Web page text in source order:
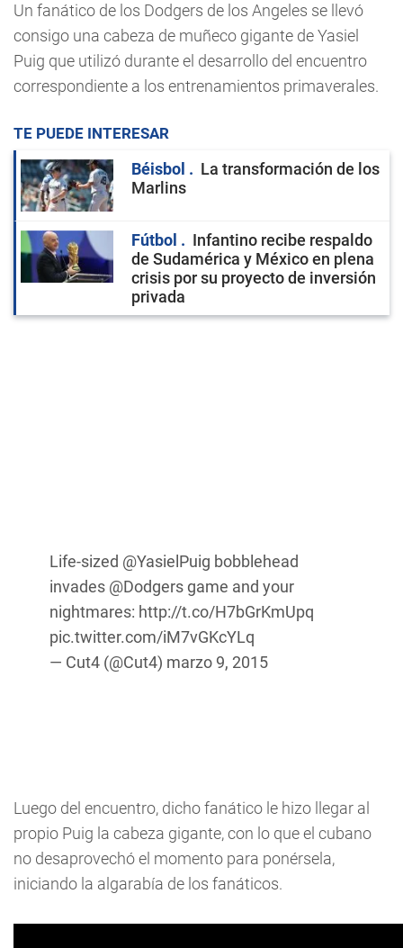
Un fanático de los Dodgers de los Angeles se llevó
consigo una cabeza de muñeco gigante de Yasiel
Puig que utilizó durante el desarrollo del encuentro
correspondiente a los entrenamientos primaverales.
TE PUEDE INTERESAR
Béisbol
La transformación de los
Marlins
Fútbol
Infantino recibe respaldo
de Sudamérica y México en plena
crisis por su proyecto de inversión
privada
Life-sized @YasielPuig bobblehead
invades @Dodgers game and your
nightmares: http://t.co/H7bGrKmUpq
pic.twitter.com/iM7vGKcYLq
— Cut4 (@Cut4) marzo 9, 2015
Luego del encuentro, dicho fanático le hizo llegar al
propio Puig la cabeza gigante, con lo que el cubano
no desaprovechó el momento para ponérsela,
iniciando la algarabía de los fanáticos.